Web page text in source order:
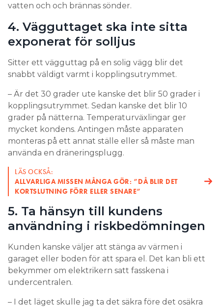
vatten och och brännas sönder.
4. Vägguttaget ska inte sitta
exponerat för solljus
Sitter ett vägguttag på en solig vägg blir det
snabbt väldigt varmt i kopplingsutrymmet.
– Är det 30 grader ute kanske det blir 50 grader i
kopplingsutrymmet. Sedan kanske det blir 10
grader på nätterna. Temperaturväxlingar ger
mycket kondens. Antingen måste apparaten
monteras på ett annat ställe eller så måste man
använda en dräneringsplugg.
LÄS OCKSÅ:
ALLVARLIGA MISSEN MÅNGA GÖR: ”DÅ BLIR DET
KORTSLUTNING FÖRR ELLER SENARE”
5. Ta hänsyn till kundens
användning i riskbedömningen
Kunden kanske väljer att stänga av värmen i
garaget eller boden för att spara el. Det kan bli ett
bekymmer om elektrikern satt fasskena i
undercentralen.
– I det läget skulle jag ta det säkra före det osäkra